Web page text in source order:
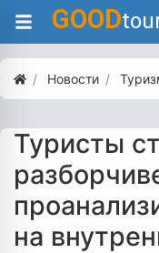
GOOD
Новости
Туристы
на